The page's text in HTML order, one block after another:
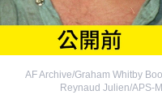
AF Archive/Graham Whitby
Reynaud Julien/APS-